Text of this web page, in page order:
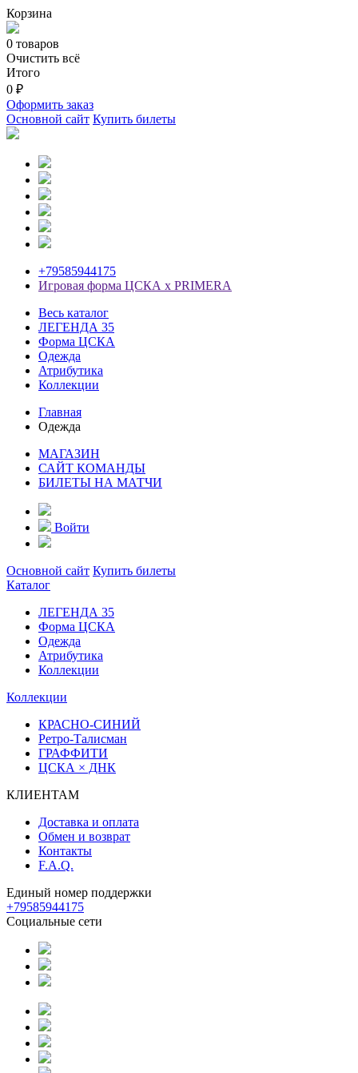
Корзина
0 товаров
Очистить всё
Итого
0 ₽
Оформить заказ
Основной сайт Купить билеты
+79585944175
Игровая форма ЦСКА х PRIMERA
Весь каталог
ЛЕГЕНДА 35
Форма ЦСКА
Одежда
Атрибутика
Коллекции
Главная
Одежда
МАГАЗИН
САЙТ КОМАНДЫ
БИЛЕТЫ НА МАТЧИ
Войти
Основной сайт Купить билеты
Каталог
ЛЕГЕНДА 35
Форма ЦСКА
Одежда
Атрибутика
Коллекции
Коллекции
КРАСНО-СИНИЙ
Ретро-Талисман
ГРАФФИТИ
ЦСКА × ДНК
КЛИЕНТАМ
Доставка и оплата
Обмен и возврат
Контакты
F.A.Q.
Единый номер поддержки
+79585944175
Социальные сети